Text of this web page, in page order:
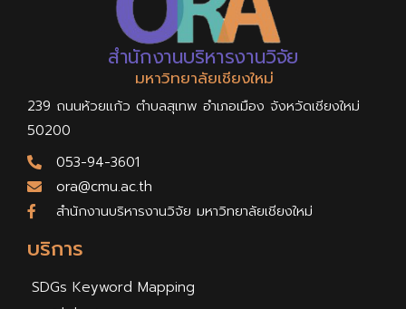
บริการ
SDGs Keyword Mapping
สำนักงานบริหารงานวิจัย
มหาวิทยาลัยเชียงใหม่
239 ถนนห้วยแก้ว ตำบลสุเทพ อำเภอเมือง จังหวัดเชียงใหม่
50200
053-94-3601
ora@cmu.ac.th
สำนักงานบริหารงานวิจัย มหาวิทยาลัยเชียงใหม่